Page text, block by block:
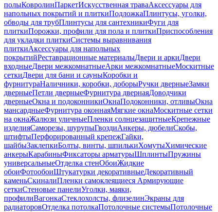
полыКовролинПаркетИскусственная траваАксессуары для
напольных покрытий и плиткиПодложкаПлинтусы, уголки,
обводы для трубПлинтусы для сантехникиФуги для
плиткиПорожки, профили для пола и плиткиПриспособления
для укладки плиткиСистемы выравнивания
плиткиАксессуары для напольных
покрытийРеставрационные материалыДвери и аркиДвери
входныеДвери межкомнатныеАрки межкомнатныеМоскитные
сеткиДвери для бани и сауныКоробки и
фурнитураНаличники, коробки, доборыРучки дверныеЗамки
дверныеПетли дверныеФурнитура двернаяДоводчики
дверныеОкна и подоконникиОкнаПодоконники, отливыОкна
мансардныеФурнитура оконнаяМягкие окнаМоскитные сетки
на окнаЖалюзи уличныеПленки солнцезащитныеКрепежные
изделияСаморезы, шурупыГвоздиАнкеры, дюбелиСкобы,
штифтыПерфорированный крепежГайки,
шайбыЗаклепкиБолты, винты, шпилькиХомутыХимические
анкерыКарабиныФиксаторы арматурыШплинтыПружины
универсальныеОтделка стенОбоиЖидкие
обоиФотообоиШтукатурки декоративныеДекоративный
каменьСкиналиПленки самоклеящиеся Армирующие
сеткиСтеновые панелиУголки, маяки,
профилиВагонкаСтеклохолсты, флизелинЭкраны для
радиаторовОтделка потолкаПотолочные системыПотолочные